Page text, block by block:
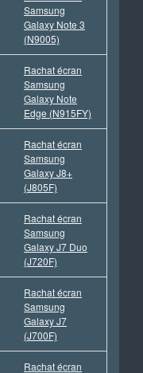
Samsung
Galaxy Note 3
(N9005)
Rachat écran
Samsung
Galaxy Note
Edge (N915FY)
Rachat écran
Samsung
Galaxy J8+
(J805F)
Rachat écran
Samsung
Galaxy J7 Duo
(J720F)
Rachat écran
Samsung
Galaxy J7
(J700F)
Rachat écran